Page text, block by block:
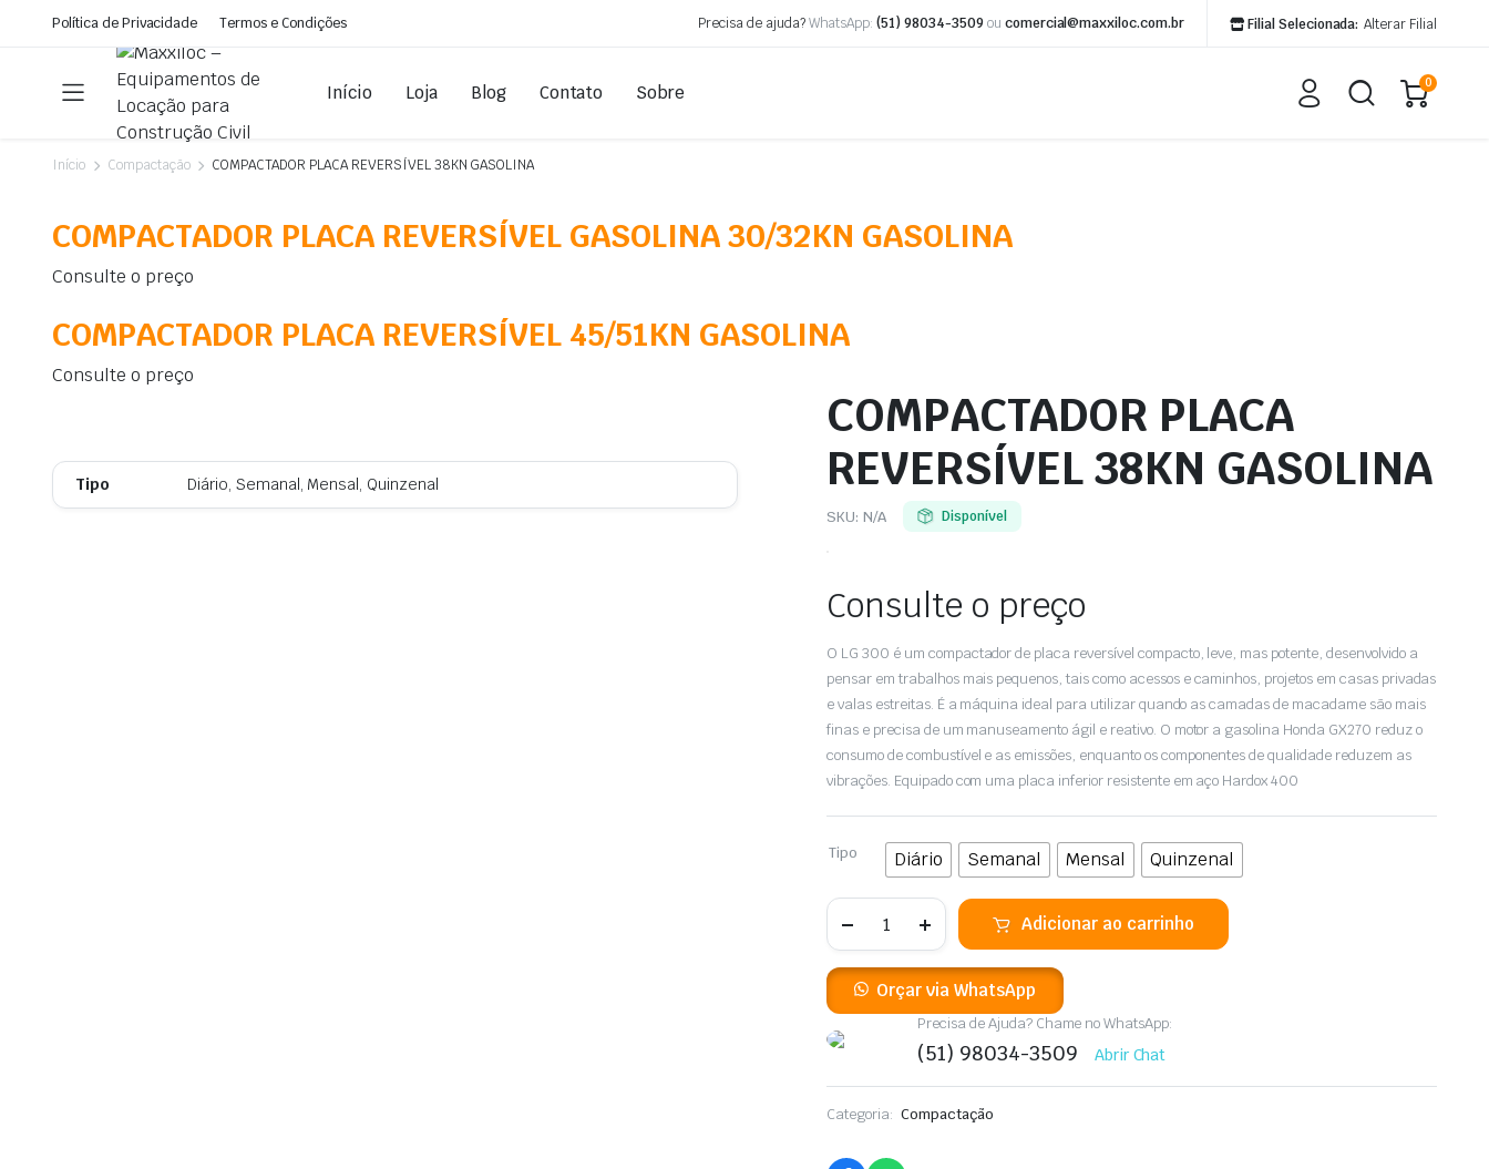
Política de Privacidade Termos e Condições Precisa de ajuda?WhatsApp: (51) 98034-3509ou comercial@maxxiloc.com.br Filial Selecionada: Alterar Filial
Início Loja Blog Contato Sobre 0
Início Compactação COMPACTADOR PLACA REVERSÍVEL 38KN GASOLINA
COMPACTADOR PLACA REVERSÍVEL GASOLINA 30/32KN GASOLINA
Consulte o preço
COMPACTADOR PLACA REVERSÍVEL 45/51KN GASOLINA
Consulte o preço
Tipo Diário, Semanal, Mensal, Quinzenal
COMPACTADOR PLACA
REVERSÍVEL 38KN GASOLINA
SKU: N/A Disponível
Consulte o preço
O LG 300 é um compactador de placa reversível compacto, leve, mas potente, desenvolvido a
pensar em trabalhos mais pequenos, tais como acessos e caminhos, projetos em casas privadas
e valas estreitas. É a máquina ideal para utilizar quando as camadas de macadame são mais
finas e precisa de um manuseamento ágil e reativo. O motor a gasolina Honda GX270 reduz o
consumo de combustível e as emissões, enquanto os componentes de qualidade reduzem as
vibrações. Equipado com uma placa inferior resistente em aço Hardox 400
Tipo Diário Semanal Mensal Quinzenal
COMPACTADOR
PLACA
REVERSÍVEL
38KN
GASOLINA
quantidade
Adicionar ao carrinho
Orçar via WhatsApp
Precisa de Ajuda? Chame no WhatsApp:
(51) 98034-3509 Abrir Chat
Categoria: Compactação